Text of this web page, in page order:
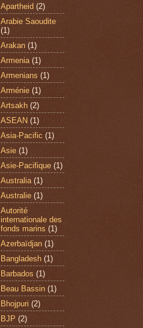
Apartheid (2)
Arabie Saoudite
(1)
Arakan (1)
Armenia (1)
Armenians (1)
Arménie (1)
Artsakh (2)
ASEAN (1)
Asia-Pacific (1)
Asie (1)
Asie-Pacifique (1)
Australia (1)
Australie (1)
Autorité
internationale des
fonds marins (1)
Azerbaïdjan (1)
Bangladesh (1)
Barbados (1)
Beau Bassin (1)
Bhojpuri (2)
BJP (2)